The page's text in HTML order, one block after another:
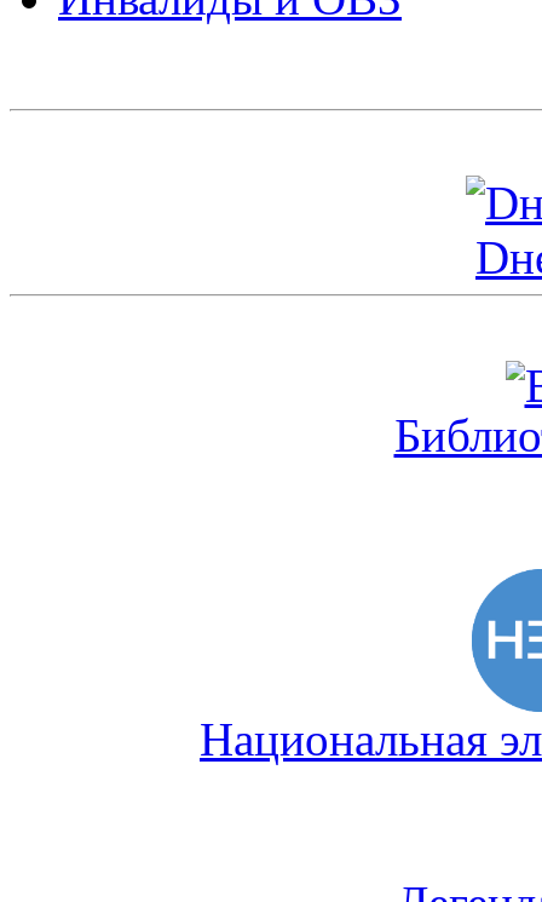
Национальная